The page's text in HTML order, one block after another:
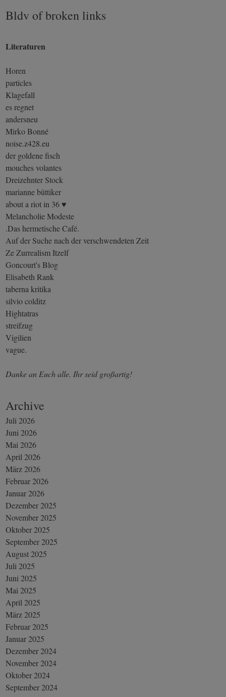
Bldv of broken links
Literaturen
Horen
particles
Klagefall
es regnet
andersneu
Mirko Bonné
noise.z428.eu
der goldene fisch
mouches volantes
Dreizehnter Stock
marianne büttiker
about a riot in 36 ♥
Melancholie Modeste
.Das hermetische Café.
Auf der Suche nach der verschwendeten Zeit
Ze Zurrealism Itzelf
Goncourt's Blog
Elisabeth Rank
taberna kritika
silvio colditz
Hightatras
streifzug
Vigilien
vague.
Danke an Euch alle. Ihr seid großartig!
Archive
Juli 2026
Juni 2026
Mai 2026
April 2026
März 2026
Februar 2026
Januar 2026
Dezember 2025
November 2025
Oktober 2025
September 2025
August 2025
Juli 2025
Juni 2025
Mai 2025
April 2025
März 2025
Februar 2025
Januar 2025
Dezember 2024
November 2024
Oktober 2024
September 2024